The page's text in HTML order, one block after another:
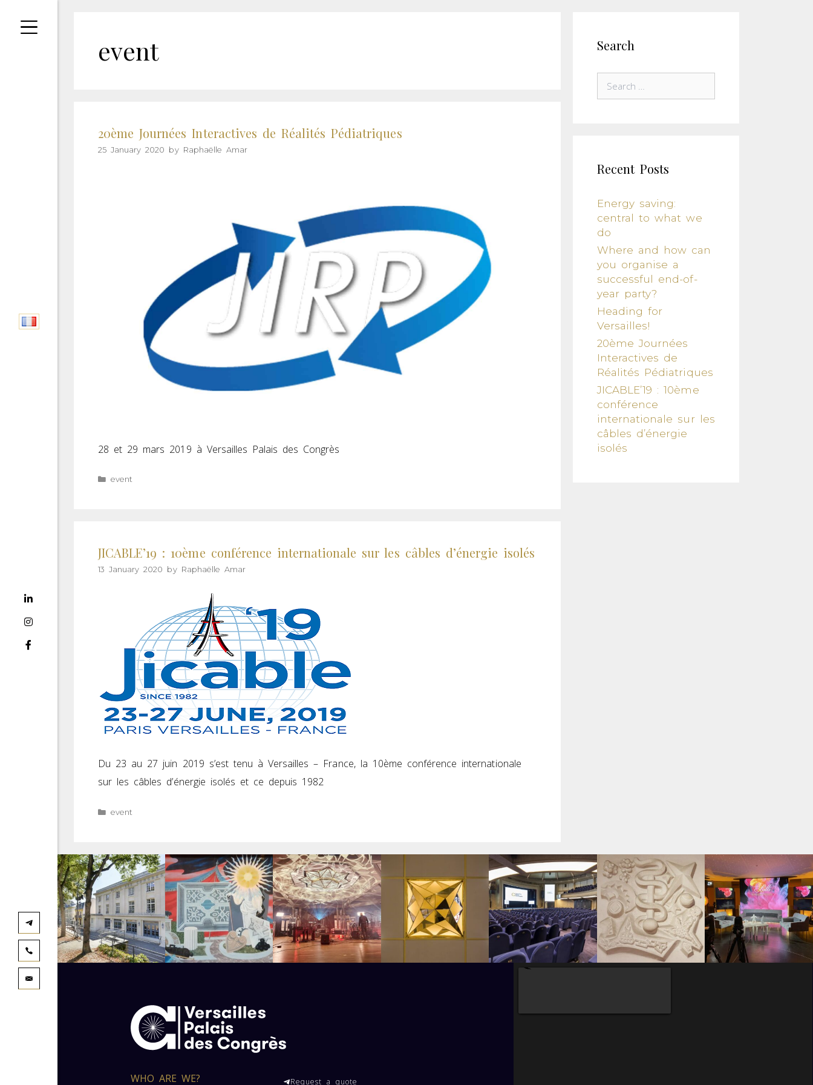
event
20ème Journées Interactives de Réalités Pédiatriques
25 January 2020 by Raphaëlle Amar
28 et 29 mars 2019 à Versailles Palais des Congrès
event
JICABLE’19 : 10ème conférence internationale sur les câbles d’énergie isolés
13 January 2020 by Raphaëlle Amar
Du 23 au 27 juin 2019 s’est tenu à Versailles – France, la 10ème conférence internationale
sur les câbles d’énergie isolés et ce depuis 1982
event
Search
Recent Posts
Energy saving:
central to what we
do
Where and how can
you organise a
successful end-of-
year party?
Heading for
Versailles!
20ème Journées
Interactives de
Réalités Pédiatriques
JICABLE’19 : 10ème
conférence
internationale sur les
câbles d’énergie
isolés
WHO ARE WE? Request a quote